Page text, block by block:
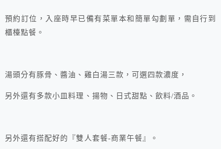
預約訂位，入座時早已備有菜單本和簡單勾劃單，需自行到
櫃檯點餐。
湯頭分有豚骨、醬油、雞白湯三款，可選四款濃度，
另外還有多款小皿料理、揚物、日式甜點、飲料/酒品。
另外還有搭配好的『雙人套餐-商業午餐』。